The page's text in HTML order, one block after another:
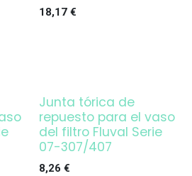
18,17€
Junta tórica de
repuesto para el vaso
del filtro Fluval Serie
07-307/407
8,26 €